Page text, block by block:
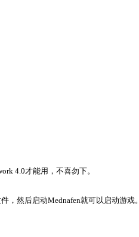
4.0才能用，不喜勿下。
，然后启动Mednafen就可以启动游戏。